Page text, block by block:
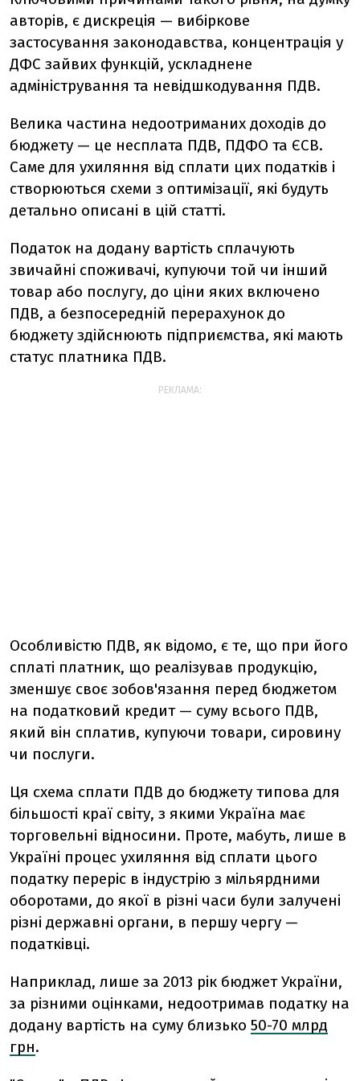
авторів, є дискреція — вибіркове
застосування законодавства, концентрація у
ДФС зайвих функцій, ускладнене
адміністрування та невідшкодування ПДВ.
Велика частина недоотриманих доходів до
бюджету — це несплата ПДВ, ПДФО та ЄСВ.
Саме для ухиляння від сплати цих податків і
створюються схеми з оптимізації, які будуть
детально описані в цій статті.
Податок на додану вартість сплачують
звичайні споживачі, купуючи той чи інший
товар або послугу, до ціни яких включено
ПДВ, а безпосередній перерахунок до
бюджету здійснюють підприємства, які мають
статус платника ПДВ.
РЕКЛАМА:
Особливістю ПДВ, як відомо, є те, що при його
сплаті платник, що реалізував продукцію,
зменшує своє зобов'язання перед бюджетом
на податковий кредит — суму всього ПДВ,
який він сплатив, купуючи товари, сировину
чи послуги.
Ця схема сплати ПДВ до бюджету типова для
більшості краї світу, з якими Україна має
торговельні відносини. Проте, мабуть, лише в
Україні процес ухиляння від сплати цього
податку переріс в індустрію з мільярдними
оборотами, до якої в різні часи були залучені
різні державні органи, в першу чергу —
податківці.
Наприклад, лише за 2013 рік бюджет України,
за різними оцінками, недоотримав податку на
додану вартість на суму близько 50-70 млрд
грн.